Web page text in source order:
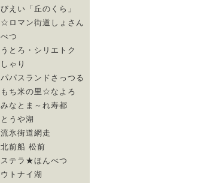
びえい「丘のくら」
☆ロマン街道しょさん
べつ
うとろ・シリエトク
しゃり
パパスランドさっつる
もち米の里☆なよろ
みなとま～れ寿都
とうや湖
流氷街道網走
北前船 松前
ステラ★ほんべつ
ウトナイ湖